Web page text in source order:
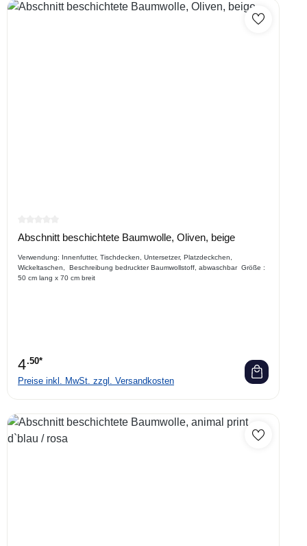
Durchschnittliche Bewertung von 0 von 5 Sternen
Abschnitt beschichtete Baumwolle, Oliven, beige
Verwendung: Innenfutter, Tischdecken, Untersetzer, Platzdeckchen,
Wickeltaschen, Beschreibung bedruckter Baumwollstoff, abwaschbar Größe :
50 cm lang x 70 cm breit
4.50*
Preise inkl. MwSt. zzgl. Versandkosten